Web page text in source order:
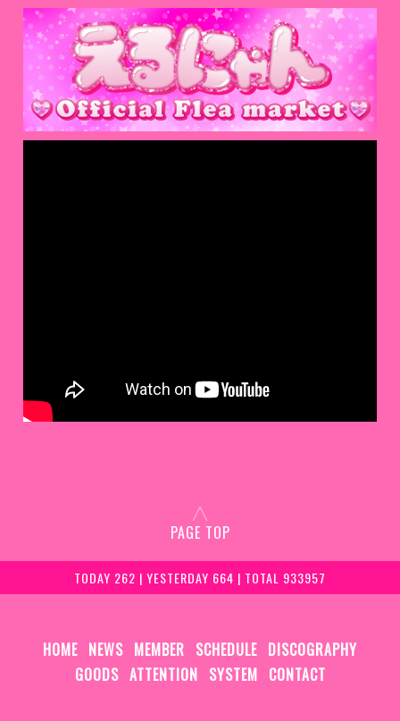
PAGE TOP
TODAY 262 | YESTERDAY 664 | TOTAL 933957
HOME NEWS MEMBER SCHEDULE DISCOGRAPHY
GOODS ATTENTION SYSTEM CONTACT